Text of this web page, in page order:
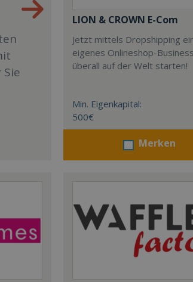
LION & CROWN E-Com
Jetzt mittels Dropshipping
eigenes Onlineshop-
überall auf der Welt starten!
Min. Eigenkapital:
500€
Merken